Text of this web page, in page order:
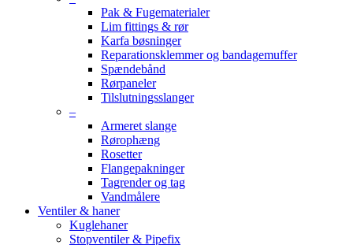
Pak & Fugematerialer
Lim fittings & rør
Karfa bøsninger
Reparationsklemmer og bandagemuffer
Spændebånd
Rørpaneler
Tilslutningsslanger
–
Armeret slange
Rørophæng
Rosetter
Flangepakninger
Tagrender og tag
Vandmålere
Ventiler & haner
Kuglehaner
Stopventiler & Pipefix